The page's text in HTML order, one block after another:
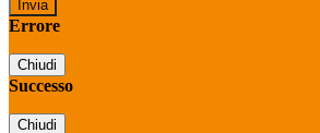
Errore
Chiudi
Successo
Chiudi